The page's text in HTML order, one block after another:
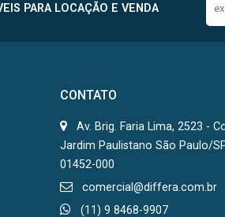
PARA LOCAÇÃO E VENDA
CONTATO
Av. Brig. Faria Lima, 2523 -
Jardim Paulistano São Paulo/
01452-000
comercial@differa.com.br
(11) 9 8468-9907